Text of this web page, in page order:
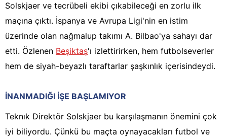
Solskjaer ve tecrübeli ekibi çıkabileceği en zorlu ilk
maçına çıktı. İspanya ve Avrupa Ligi'nin en istim
üzerinde olan nağmalup takımı A. Bilbao'ya sahayı dar
etti. Özlenen Beşiktaş'ı izlettirirken, hem futbolseverler
hem de siyah-beyazlı taraftarlar şaşkınlık içerisindeydi.
İNANMADIĞI İŞE BAŞLAMIYOR
Teknık Direktör Solskjaer bu karşılaşmanın önemini çok
iyi biliyordu. Çünkü bu maçta oynayacakları futbol ve